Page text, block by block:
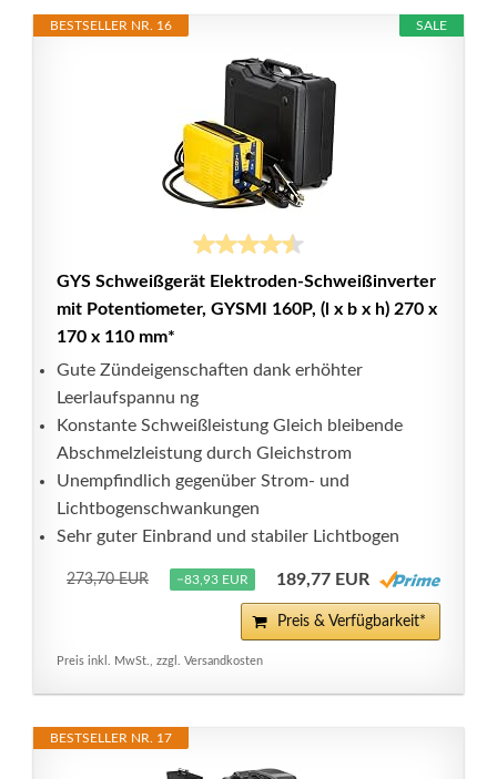
SALE
BESTSELLER NR. 16
GYS Schweißgerät Elektroden-Schweißinverter
mit Potentiometer, GYSMI 160P, (l x b x h) 270 x
170 x 110 mm*
Gute Zündeigenschaften dank erhöhter
Leerlaufspannu ng
Konstante Schweißleistung Gleich bleibende
Abschmelzleistung durch Gleichstrom
Unempfindlich gegenüber Strom- und
Lichtbogenschwankungen
Sehr guter Einbrand und stabiler Lichtbogen
273,70 EUR −83,93 EUR 189,77 EUR
Preis & Verfügbarkeit*
Preis inkl. MwSt., zzgl. Versandkosten
BESTSELLER NR. 17